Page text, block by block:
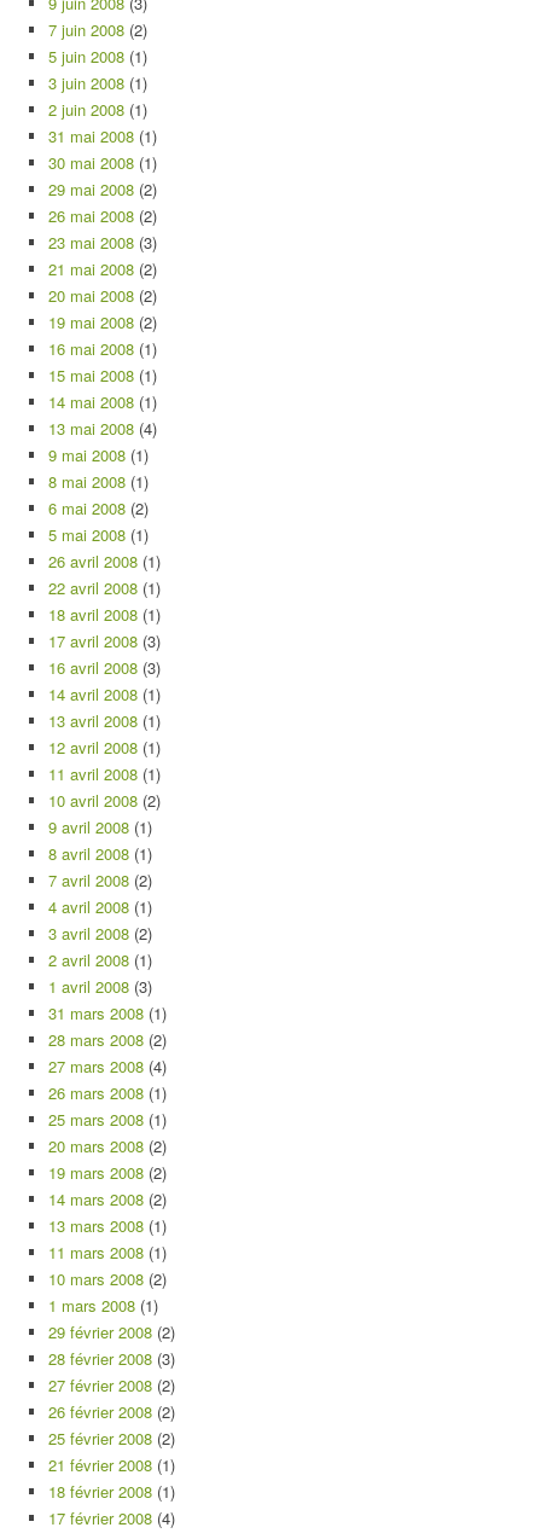
7 juin 2008 (2)
5 juin 2008 (1)
3 juin 2008 (1)
2 juin 2008 (1)
31 mai 2008 (1)
30 mai 2008 (1)
29 mai 2008 (2)
26 mai 2008 (2)
23 mai 2008 (3)
21 mai 2008 (2)
20 mai 2008 (2)
19 mai 2008 (2)
16 mai 2008 (1)
15 mai 2008 (1)
14 mai 2008 (1)
13 mai 2008 (4)
9 mai 2008 (1)
8 mai 2008 (1)
6 mai 2008 (2)
5 mai 2008 (1)
26 avril 2008 (1)
22 avril 2008 (1)
18 avril 2008 (1)
17 avril 2008 (3)
16 avril 2008 (3)
14 avril 2008 (1)
13 avril 2008 (1)
12 avril 2008 (1)
11 avril 2008 (1)
10 avril 2008 (2)
9 avril 2008 (1)
8 avril 2008 (1)
7 avril 2008 (2)
4 avril 2008 (1)
3 avril 2008 (2)
2 avril 2008 (1)
1 avril 2008 (3)
31 mars 2008 (1)
28 mars 2008 (2)
27 mars 2008 (4)
26 mars 2008 (1)
25 mars 2008 (1)
20 mars 2008 (2)
19 mars 2008 (2)
14 mars 2008 (2)
13 mars 2008 (1)
11 mars 2008 (1)
10 mars 2008 (2)
1 mars 2008 (1)
29 février 2008 (2)
28 février 2008 (3)
27 février 2008 (2)
26 février 2008 (2)
25 février 2008 (2)
21 février 2008 (1)
18 février 2008 (1)
17 février 2008 (4)